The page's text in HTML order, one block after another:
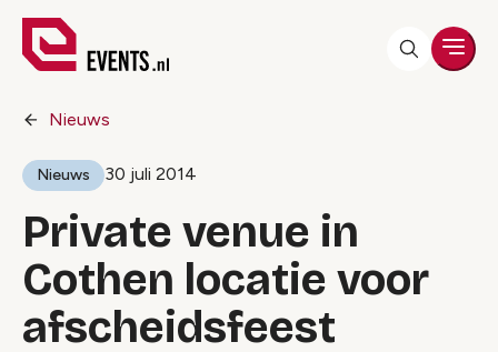
Nieuws
Nieuws 30 juli 2014
Private venue in
Cothen locatie voor
afscheidsfeest